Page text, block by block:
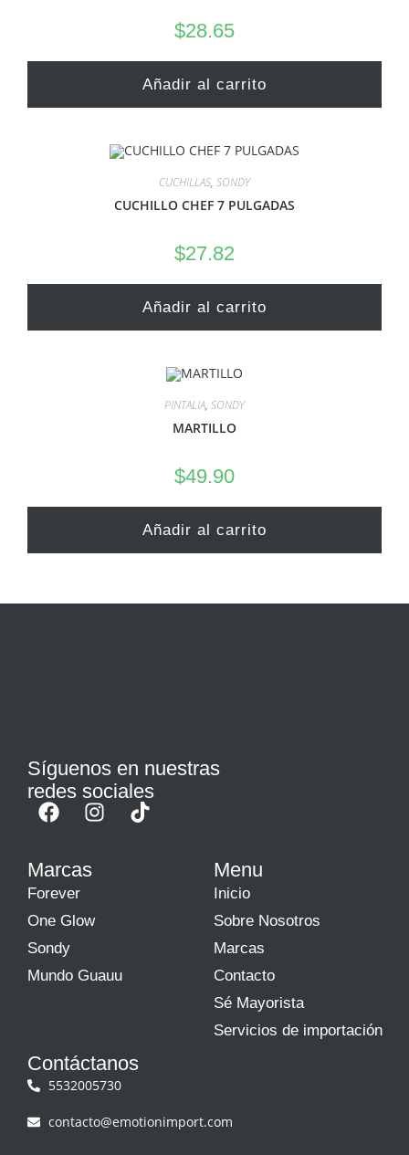
$28.65
Añadir al carrito
CUCHILLAS, SONDY
CUCHILLO CHEF 7 PULGADAS
$27.82
Añadir al carrito
PINTALIA, SONDY
MARTILLO
$49.90
Añadir al carrito
Síguenos en nuestras
redes sociales
Marcas
Forever
One Glow
Sondy
Mundo Guauu
Menu
Inicio
Sobre Nosotros
Marcas
Contacto
Sé Mayorista
Servicios de importación
Contáctanos
5532005730
contacto@emotionimport.com